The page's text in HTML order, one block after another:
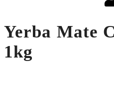
Yerba Mate
1kg